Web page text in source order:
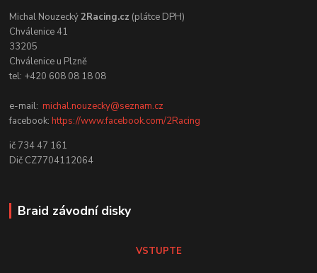
Michal Nouzecký2Racing.cz (plátce DPH)
Chválenice 41
33205
Chválenice u Plzně
tel: +420 608 08 18 08
e-mail:michal.nouzecky@seznam.cz
facebook:https://www.facebook.com/2Racing
ič 734 47 161
Dič CZ7704112064
Braid závodní disky
VSTUPTE